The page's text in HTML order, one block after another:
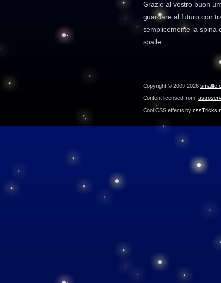
Grazie al vostro buon
guardare al futuro con
semplicemente la spina
spalle.
Copyright © 2009-2026
Content licensed from:
Cool CSS effects by